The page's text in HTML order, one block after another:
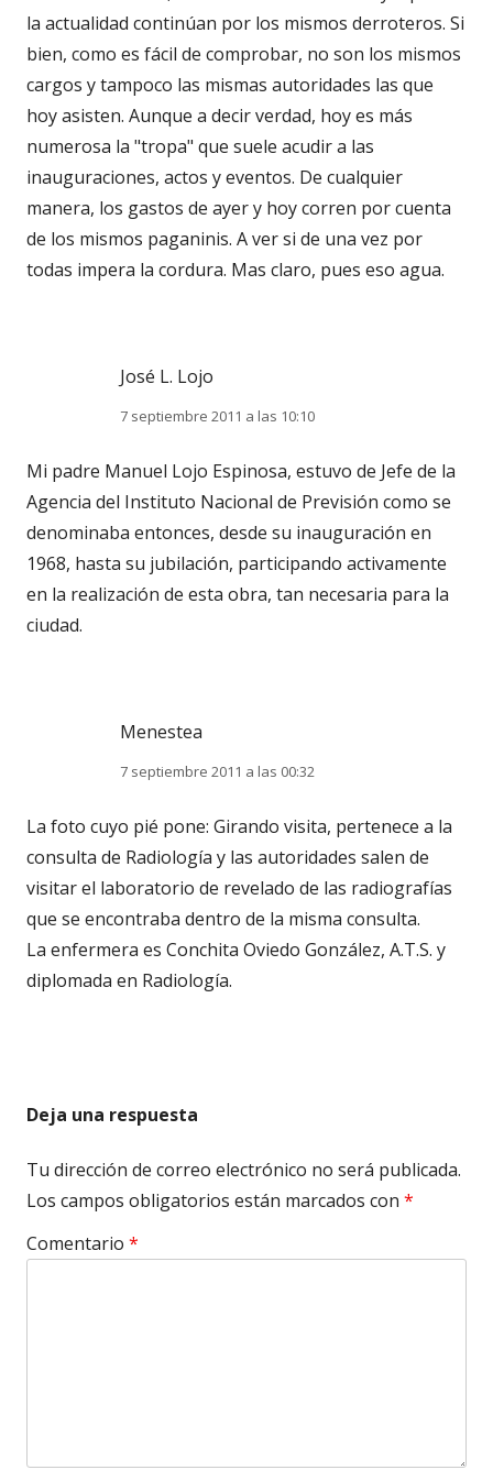
la actualidad continúan por los mismos derroteros. Si
bien, como es fácil de comprobar, no son los mismos
cargos y tampoco las mismas autoridades las que
hoy asisten. Aunque a decir verdad, hoy es más
numerosa la "tropa" que suele acudir a las
inauguraciones, actos y eventos. De cualquier
manera, los gastos de ayer y hoy corren por cuenta
de los mismos paganinis. A ver si de una vez por
todas impera la cordura. Mas claro, pues eso agua.
José L. Lojo
7 septiembre 2011 a las 10:10
Mi padre Manuel Lojo Espinosa, estuvo de Jefe de la
Agencia del Instituto Nacional de Previsión como se
denominaba entonces, desde su inauguración en
1968, hasta su jubilación, participando activamente
en la realización de esta obra, tan necesaria para la
ciudad.
Menestea
7 septiembre 2011 a las 00:32
La foto cuyo pié pone: Girando visita, pertenece a la
consulta de Radiología y las autoridades salen de
visitar el laboratorio de revelado de las radiografías
que se encontraba dentro de la misma consulta.
La enfermera es Conchita Oviedo González, A.T.S. y
diplomada en Radiología.
Deja una respuesta
Tu dirección de correo electrónico no será publicada.
Los campos obligatorios están marcados con *
Comentario *